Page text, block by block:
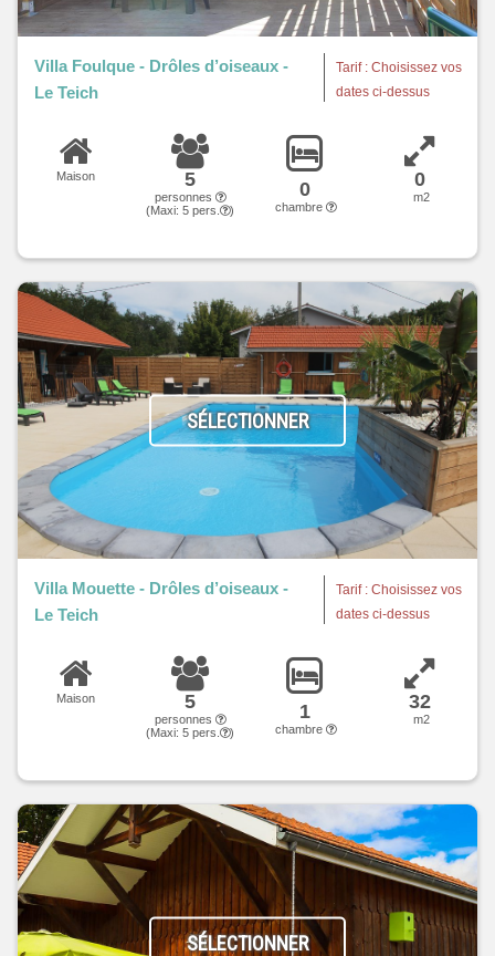
Villa Foulque - Drôles d’oiseaux -
Le Teich
Tarif : Choisissez vos
dates ci-dessus
Maison 5
personnes
(Maxi: 5 pers. )
0
chambre
0
m2
SÉLECTIONNER
Villa Mouette - Drôles d’oiseaux -
Le Teich
Tarif : Choisissez vos
dates ci-dessus
Maison 5
personnes
(Maxi: 5 pers. )
1
chambre
32
m2
SÉLECTIONNER